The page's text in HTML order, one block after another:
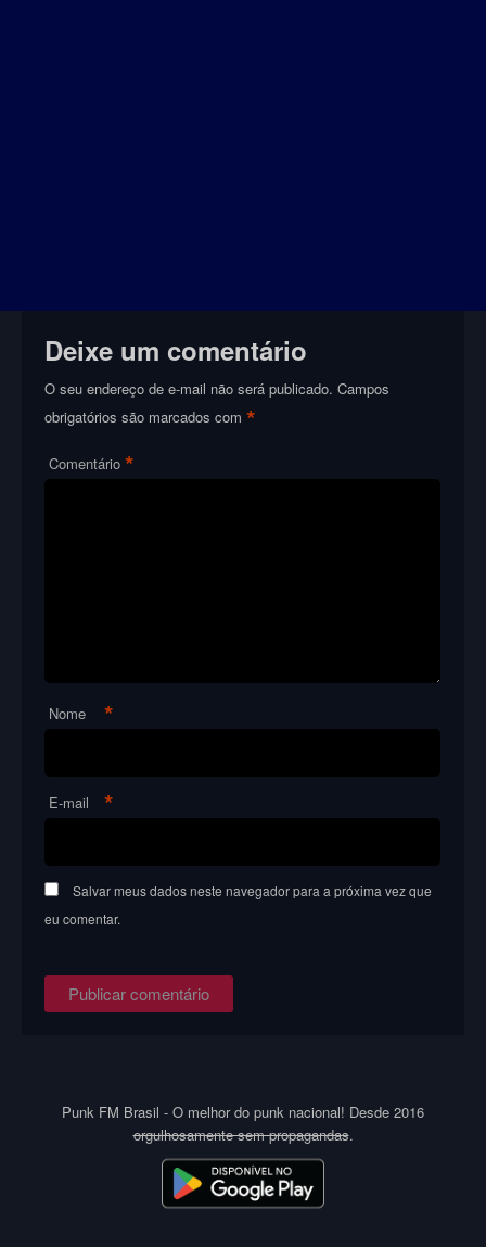
Deixe um comentário
O seu endereço de e-mail não será publicado. Campos
obrigatórios são marcados com*
Comentário *
Nome *
E-mail *
Salvar meus dados neste navegador para a próxima vez que
eu comentar.
Punk FM Brasil - O melhor do punk nacional! Desde 2016
orgulhosamente sem propagandas.